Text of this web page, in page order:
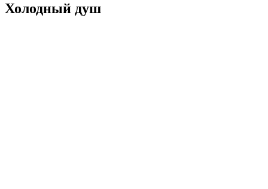
Холодный душ